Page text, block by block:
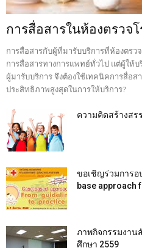
การสื่อสารในห้องตรวจ
การสื่อสารกับผู้ที่มารับบริการที่ห้องตร
การสื่อสารทางการแพทย์ทั่วไป แต่ผู้ให้
ผู้มารับบริการ จึงต้องใช้เทคนิคการสื่อส
ประสิทธิภาพสูงสุดในการให้บริการ?
ความคิดสร้างสร
ขอเชิญร่วมการอ
base approach
ภาพกิจกรรมงาน
ศึกษา 2559